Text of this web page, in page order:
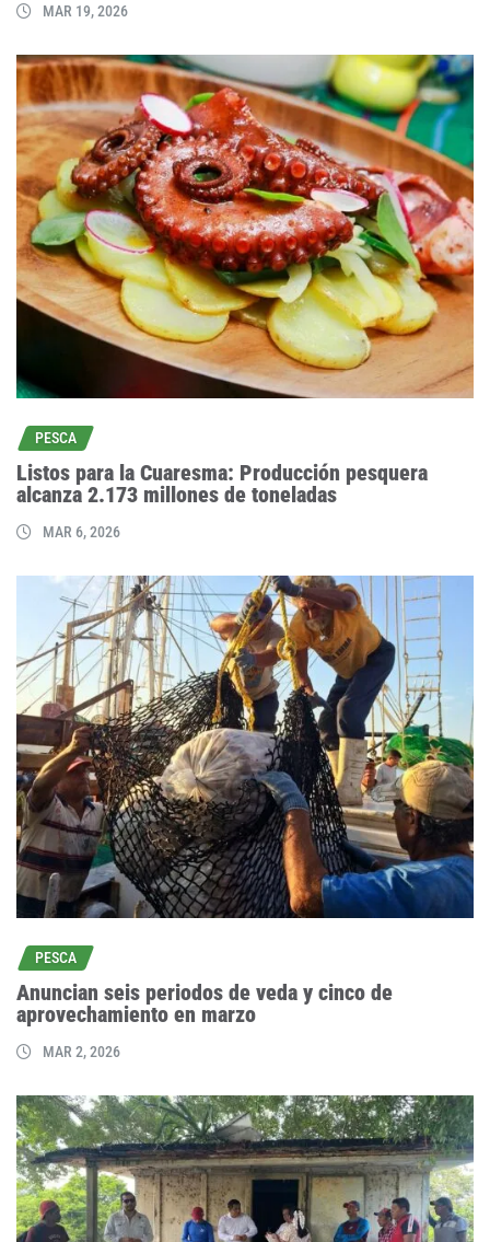
MAR 19, 2026
PESCA
Listos para la Cuaresma: Producción pesquera
alcanza 2.173 millones de toneladas
MAR 6, 2026
PESCA
Anuncian seis periodos de veda y cinco de
aprovechamiento en marzo
MAR 2, 2026